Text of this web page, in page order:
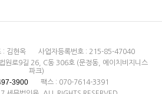
: 김현옥
사업자등록번호 : 215-85-47040
원로9길 26, C동 306호 (문정동, 에이치비지니스
파크)
3900
팩스 : 070-7614-3391